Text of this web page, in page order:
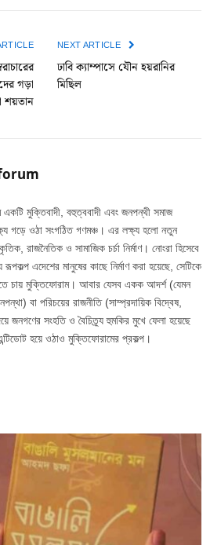
গড়া
শয়তান
NEXT ARTICLE
ঢাবি ক্যাম্পাসে যৌন হয়রানির
মিছিল
মুক্তিবাদী, বহুত্ববাদী এবং জনপন্থী সমাজ
গড়ে ওঠা সংগঠিত গণমঞ্চ। এর লক্ষ্য হলো নতুন
রাজনৈতিক ও সামাজিক চর্চা নির্মাণ। নোংরা হিসেবে
রূপকল্প এদেশের মানুষের কাছে নির্মাণ করা হয়েছে, সেটিকে
চায় মুক্তিফোরাম। আবার যেসব একক আদর্শ (যেমন
বা পরিচয়ের রাজনীতি (সাম্প্রদায়িক বিদ্বেষ,
জনগণের সংহতি ও বৈচিত্র্য হুমকির মুখে ফেলা হয়েছে
হয়ে ওঠাও মুক্তিফোরামের প্রকল্প।